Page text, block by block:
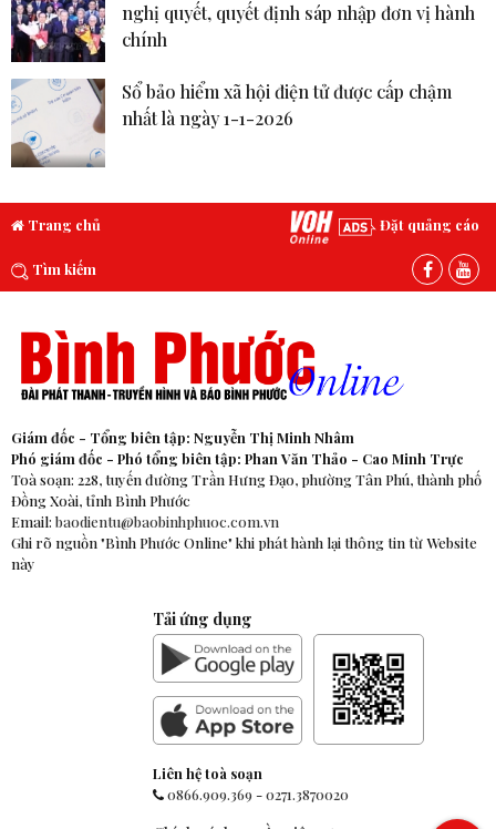
nghị quyết, quyết định sáp nhập đơn vị hành
chính
Sổ bảo hiểm xã hội điện tử được cấp chậm
nhất là ngày 1-1-2026
Trang chủ Đặt quảng cáo
Tìm kiếm
Giám đốc - Tổng biên tập: Nguyễn Thị Minh Nhâm
Phó giám đốc - Phó tổng biên tập: Phan Văn Thảo - Cao Minh Trực
Toà soạn: 228, tuyến đường Trần Hưng Đạo, phường Tân Phú, thành phố
Đồng Xoài, tỉnh Bình Phước
Email: baodientu@baobinhphuoc.com.vn
Ghi rõ nguồn "Bình Phước Online" khi phát hành lại thông tin từ Website
này
Tải ứng dụng
Liên hệ toà soạn
0866.909.369-0271.3870020